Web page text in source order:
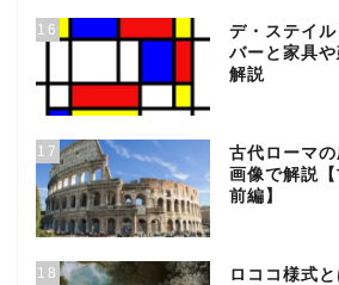
16
デ・ステイ
バーと家具
解説
17
古代ローマ
画像で解説
前編】
18
ロココ様式